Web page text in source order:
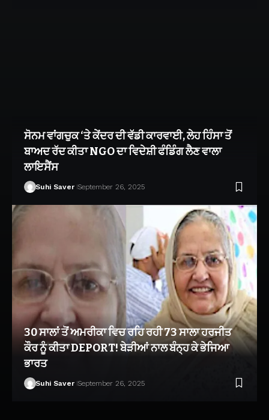
ਸੋਨਮ ਵਾਂਗਚੁਕ ‘ਤੇ ਕੇਂਦਰ ਦੀ ਵੱਡੀ ਕਾਰਵਾਈ, ਲੇਹ ਹਿੰਸਾ ਤੋਂ
ਬਾਅਦ ਰੱਦ ਕੀਤਾ NGO ਦਾ ਵਿਦੇਸ਼ੀ ਫੰਡਿੰਗ ਲੈਣ ਵਾਲਾ
ਲਾਇਸੈਂਸ
Suhi Saver September 26, 2025
30 ਸਾਲਾਂ ਤੋਂ ਅਮਰੀਕਾ ਵਿਚ ਰਹਿ ਰਹੀ 73 ਸਾਲਾ ਹਰਜੀਤ
ਕੌਰ ਨੂੰ ਕੀਤਾ DEPORT! ਬੇੜੀਆਂ ਨਾਲ ਬੰਨ੍ਹ ਕੇ ਭੇਜਿਆ
ਭਾਰਤ
Suhi Saver September 26, 2025